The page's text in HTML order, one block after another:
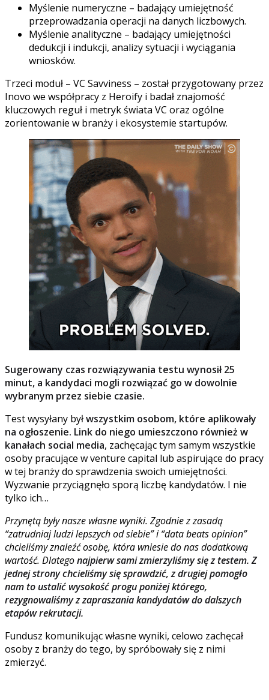
Myślenie numeryczne – badający umiejętność
przeprowadzania operacji na danych liczbowych.
Myślenie analityczne – badający umiejętności
dedukcji i indukcji, analizy sytuacji i wyciągania
wniosków.
Trzeci moduł – VC Savviness – został przygotowany przez
Inovo we współpracy z Heroify i badał znajomość
kluczowych reguł i metryk świata VC oraz ogólne
zorientowanie w branży i ekosystemie startupów.
Sugerowany czas rozwiązywania testu wynosił 25
minut, a kandydaci mogli rozwiązać go w dowolnie
wybranym przez siebie czasie.
Test wysyłany byłwszystkim osobom, które aplikowały
na ogłoszenie. Link do niego umieszczono również w
kanałach social media, zachęcając tym samym wszystkie
osoby pracujące w venture capital lub aspirujące do pracy
w tej branży do sprawdzenia swoich umiejętności.
Wyzwanie przyciągnęło sporą liczbę kandydatów. I nie
tylko ich…
Przynętą były nasze własne wyniki. Zgodnie z zasadą
“zatrudniaj ludzi lepszych od siebie” i “data beats opinion”
chcieliśmy znaleźć osobę, która wniesie do nas dodatkową
wartość. Dlategonajpierw sami zmierzyliśmy się z testem. Z
jednej strony chcieliśmy się sprawdzić, z drugiej pomogło
nam to ustalić wysokość progu poniżej którego,
rezygnowaliśmy z zapraszania kandydatów do dalszych
etapów rekrutacji.
Fundusz komunikując własne wyniki, celowo zachęcał
osoby z branży do tego, by spróbowały się z nimi
zmierzyć.